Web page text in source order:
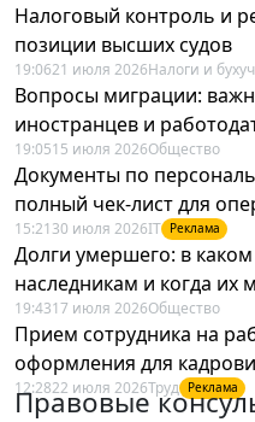
Налоговый контроль и
позиции высших судов
19:0621 июля 2026Налоги и
Вопросы миграции:
иностранцев и
19:0515 июля 2026Общество
Документы по
полный чек-лист для
15:21 30 июля 2026IT Реклама
Долги умершего: в
наследникам и когда их
19:4317 июля 2026Общество
Прием сотрудника на
оформления для
12:2822 июля 2026Труд Реклама
Правовые